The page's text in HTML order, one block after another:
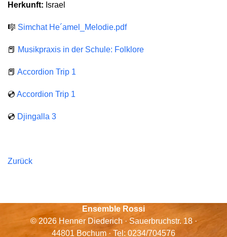
Herkunft: Israel
🎼 Simchat He´amel_Melodie.pdf
📕 Musikpraxis in der Schule: Folklore
📕 Accordion Trip 1
💿 Accordion Trip 1
💿 Djingalla 3
Zurück
Ensemble Rossi
© 2026 Henner Diederich · Sauerbruchstr. 18 ·
44801 Bochum · Tel: 0234/704576